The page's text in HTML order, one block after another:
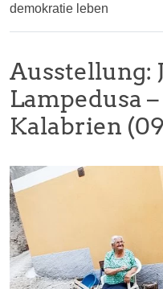
demokratie leben
Ausstellung:
Lampedusa
Kalabrien